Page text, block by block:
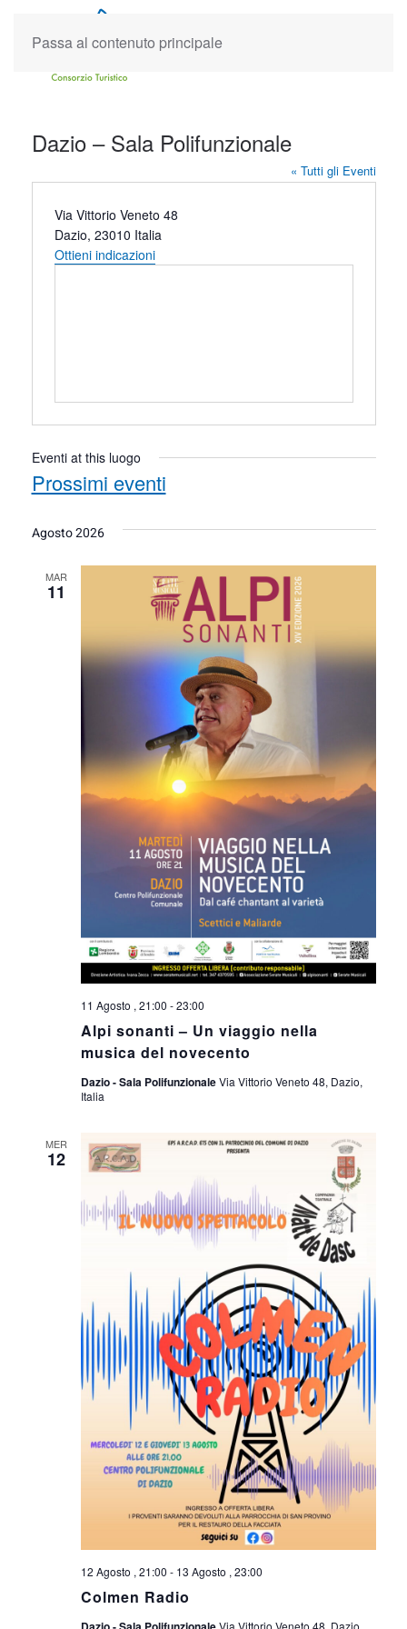
Passa al contenuto principale
Dazio – Sala Polifunzionale
« Tutti gli Eventi
Indirizzo
Via Vittorio Veneto 48
Dazio, 23010 Italia
Ottieni indicazioni
Eventi at this luogo
Prossimi eventi
la
Agosto 2026
MAR
11
Alpi sonanti – Un viaggio nella
musica del novecento
11 Agosto , 21:00 -23:00
Dazio - Sala PolifunzionaleVia Vittorio Veneto 48, Dazio,
Italia
MER
12
Colmen Radio
12 Agosto , 21:00 - 13 Agosto , 23:00